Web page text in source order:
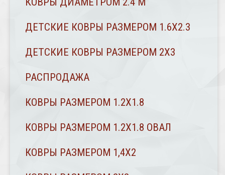
ДЕТСКИЕ КОВРЫ РАЗМЕРОМ 1.6Х2.3
ДЕТСКИЕ КОВРЫ РАЗМЕРОМ 2Х3
РАСПРОДАЖА
КОВРЫ РАЗМЕРОМ 1.2Х1.8
КОВРЫ РАЗМЕРОМ 1.2Х1.8 ОВАЛ
КОВРЫ РАЗМЕРОМ 1,4Х2